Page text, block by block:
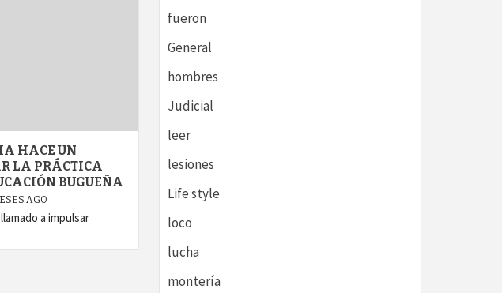
HACE UN
LA PRÁCTICA
BUGUEÑA
AGO
a impulsar
fueron
General
hombres
Judicial
leer
lesiones
Life style
loco
lucha
montería